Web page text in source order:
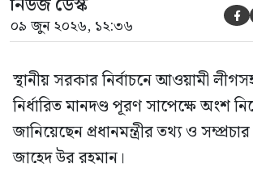
০৯ জুন ২০২৬, ১২:৩৬ 
স্থানীয় সরকার নির্বাচনে আওয়ামী
নির্ধারিত মানদণ্ড পূরণ সাপেক্ষে অংশ
জানিয়েছেন প্রধানমন্ত্রীর তথ্য ও সম্প্রচার
জাহেদ উর রহমান।